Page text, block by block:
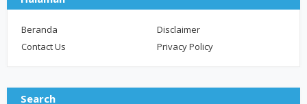
Beranda
Disclaimer
Contact Us
Privacy Policy
Search